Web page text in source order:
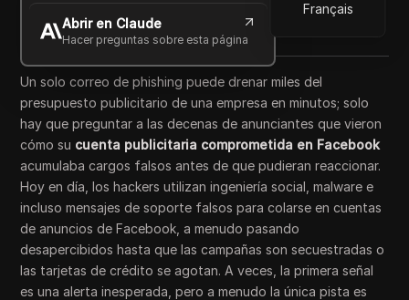
Français
Abrir en Claude
Hacer preguntas sobre esta página
Copy Link
Un solo correo de phishing puede drenar miles del
presupuesto publicitario de una empresa en minutos; solo
hay que preguntar a las decenas de anunciantes que vieron
cómo su cuenta publicitaria comprometida en Facebook
acumulaba cargos falsos antes de que pudieran reaccionar.
Hoy en día, los hackers utilizan ingeniería social, malware e
incluso mensajes de soporte falsos para colarse en cuentas
de anuncios de Facebook, a menudo pasando
desapercibidos hasta que las campañas son secuestradas o
las tarjetas de crédito se agotan. A veces, la primera señal
es una alerta inesperada, pero a menudo la única pista es